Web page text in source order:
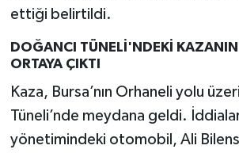
ettiği belirtildi.
DOĞANCI TÜNELİ'NDEKİ KAZANIN
ORTAYA ÇIKTI
Kaza, Bursa’nın Orhaneli yolu
Tüneli’nde meydana geldi.
yönetimindeki otomobil, Ali